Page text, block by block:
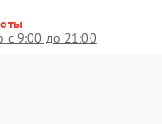
с 9:00 до 21:00